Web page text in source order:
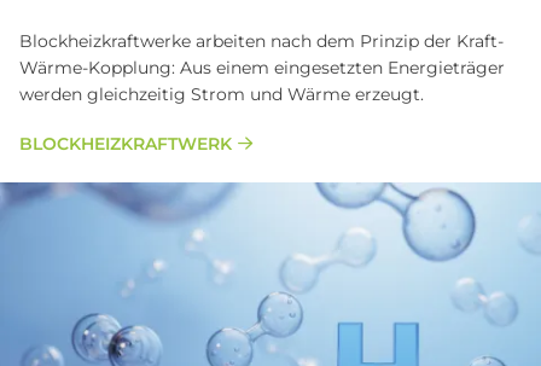
Blockheizkraftwerke arbeiten nach dem Prinzip der Kraft-
Wärme-Kopplung: Aus einem eingesetzten Energieträger
werden gleichzeitig Strom und Wärme erzeugt.
BLOCKHEIZKRAFTWERK